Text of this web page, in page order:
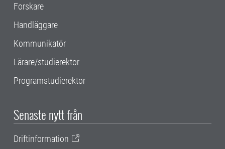
Forskare
Handläggare
Kommunikatör
Lärare/studierektor
Programstudierektor
Senaste nytt från
Driftinformation